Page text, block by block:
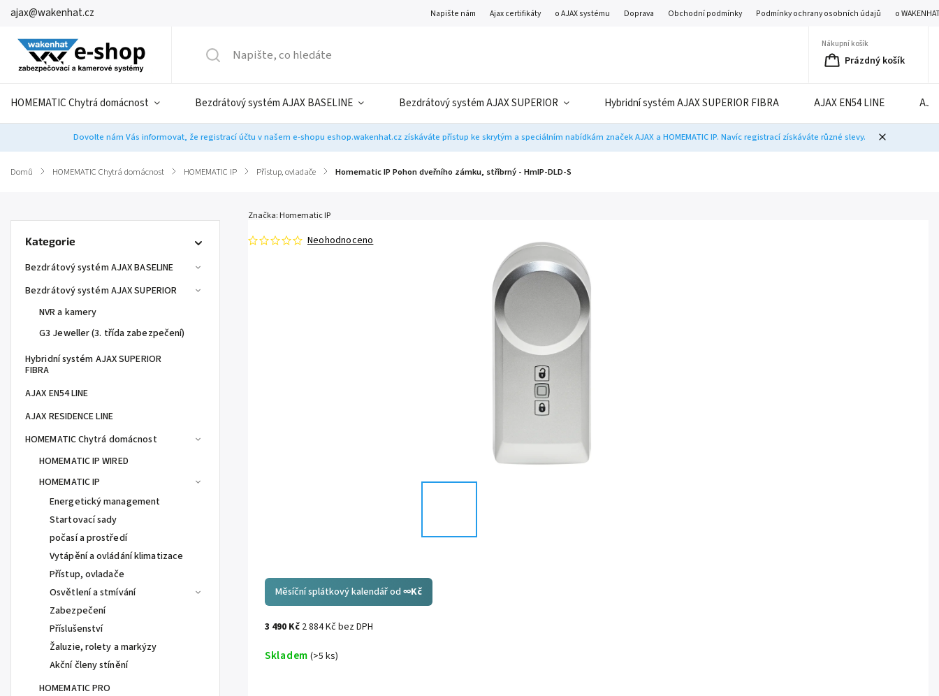
ajax@wakenhat.cz Napište nám Ajax certifikáty o AJAX systému Doprava Obchodní podmínky Podmínky ochrany osobních údajů o
Nákupní košík
Prázdný košík
HOMEMATIC Chytrá domácnost Bezdrátový systém AJAX BASELINE Bezdrátový systém AJAX SUPERIOR Hybridní systém AJAX SUPERIOR FIBRA AJAX EN54 LINE
Dovolte nám Vás informovat, že registrací účtu v našem e-shopu eshop.wakenhat.cz získáváte přístup ke skrytým a speciálním nabídkám značek AJAX a HOMEMATIC IP. Navíc registrací získáváte různé slevy.
Domů / HOMEMATIC Chytrá domácnost / HOMEMATIC IP / Přístup, ovladače / Homematic IP Pohon dveřního zámku, stříbrný - HmIP-DLD-S
Kategorie
Bezdrátový systém AJAX BASELINE
Bezdrátový systém AJAX SUPERIOR
NVR a kamery
G3 Jeweller (3. třída zabezpečení)
Hybridní systém AJAX SUPERIOR
FIBRA
AJAX EN54 LINE
AJAX RESIDENCE LINE
HOMEMATIC Chytrá domácnost
HOMEMATIC IP WIRED
HOMEMATIC IP
Energetický management
Startovací sady
počasí a prostředí
Vytápění a ovládání klimatizace
Přístup, ovladače
Osvětlení a stmívání
Zabezpečení
Příslušenství
Žaluzie, rolety a markýzy
Akční členy stínění
HOMEMATIC PRO
Neohodnoceno
Značka: Homematic IP
Měsíční splátkový kalendář od ∞Kč
3 490 Kč 2 884 Kč bez DPH
Skladem (>5 ks)